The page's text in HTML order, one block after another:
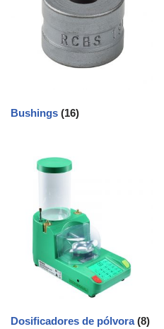
Bushings (16)
Dosificadores de pólvora(8)